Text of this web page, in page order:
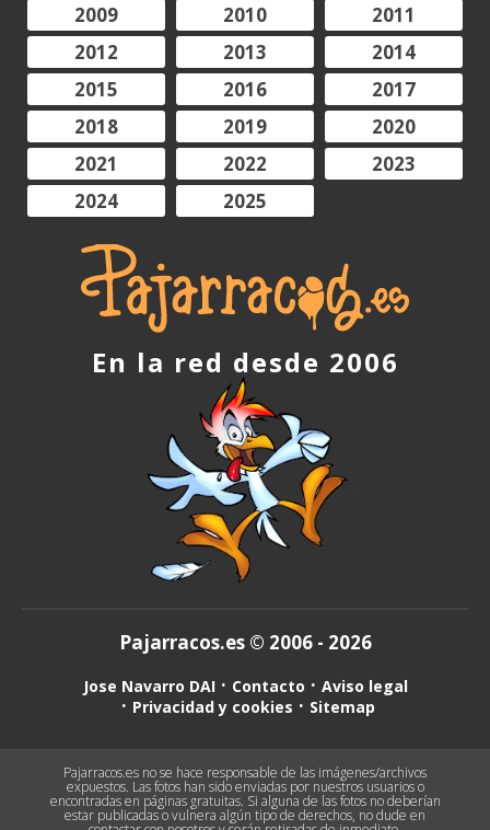
2009
2010
2011
2012
2013
2014
2015
2016
2017
2018
2019
2020
2021
2022
2023
2024
2025
En la red desde 2006
Pajarracos.es © 2006 - 2026
Jose Navarro DAI Contacto
Aviso legal
Privacidad y cookies
Sitemap
Pajarracos.es no se hace responsable de las imágenes/archivos
expuestos. Las fotos han sido enviadas por nuestros usuarios o
encontradas en páginas gratuitas. Si alguna de las fotos no deberían
estar publicadas o vulnera algún tipo de derechos, no dude en